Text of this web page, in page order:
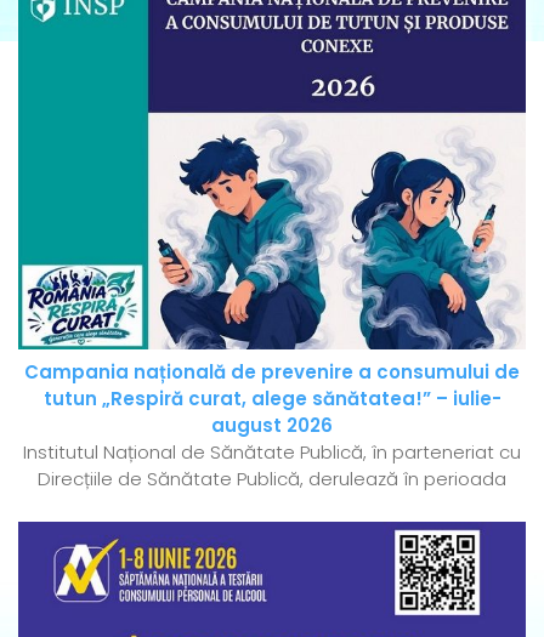
Campania națională de prevenire a consumului de
tutun „Respiră curat, alege sănătatea!” – iulie-
august 2026
Institutul Național de Sănătate Publică, în parteneriat cu
Direcțiile de Sănătate Publică, derulează în perioada